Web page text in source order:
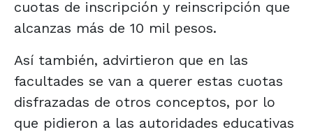
cuotas de inscripción y reinscripción que
alcanzas más de 10 mil pesos.
Así también, advirtieron que en las
facultades se van a querer estas cuotas
disfrazadas de otros conceptos, por lo
que pidieron a las autoridades educativas